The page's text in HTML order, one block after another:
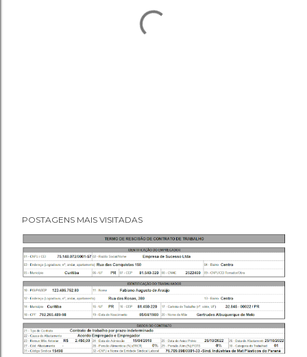
POSTAGENS MAIS VISITADAS